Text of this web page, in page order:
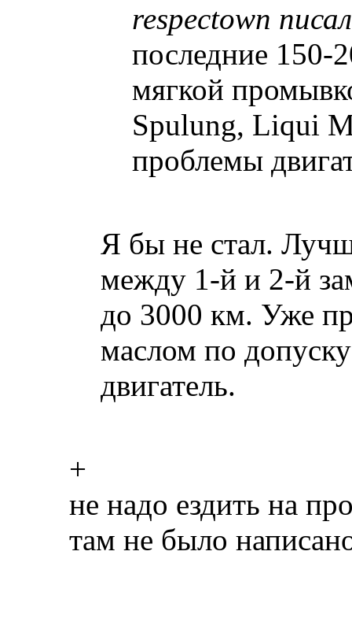
respectown
последние 150-
мягкой
Spulung, Liqui
проблемы
Я бы не стал.
между 1-й и 2-й
до 3000 км. Уже
маслом по
двигатель.
+
не надо ездить на
там не было